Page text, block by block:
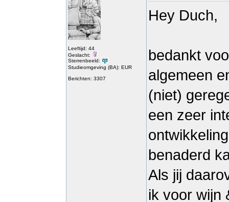
Leeftijd: 44
Geslacht:
Sterrenbeeld:
Studieomgeving (BA): EUR
Berichten: 3307
Hey Duch,
bedankt
algemeen
(niet)
een zeer
benaderd
Als jij
ik voor wijn